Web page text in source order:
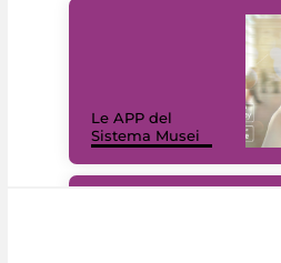
Le APP del
Sistema Musei